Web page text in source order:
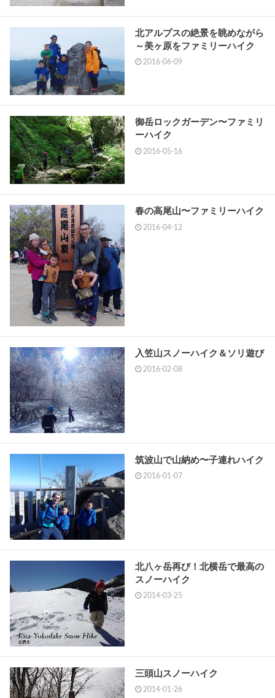
北アルプスの絶景を眺めながら
～美ヶ原をファミリーハイク
2016-06-09
御岳ロックガーデン〜ファミリ
ーハイク
2016-05-16
春の高尾山〜ファミリーハイク
2016-04-12
入笠山スノーハイク＆ソリ遊び
2016-02-08
筑波山で山納め〜子連れハイク
2016-01-07
北八ヶ岳再び！北横岳で最高の
スノーハイク
2014-03-25
三頭山スノーハイク
2014-01-26